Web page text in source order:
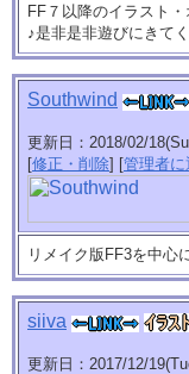
FF７以降のイラスト
♪是非是非遊びにきて
Southwind
更新日：2018/02/
[修正・削除] [管理者に
リメイク版FF3を中心
siiva
更新日：2017/12/